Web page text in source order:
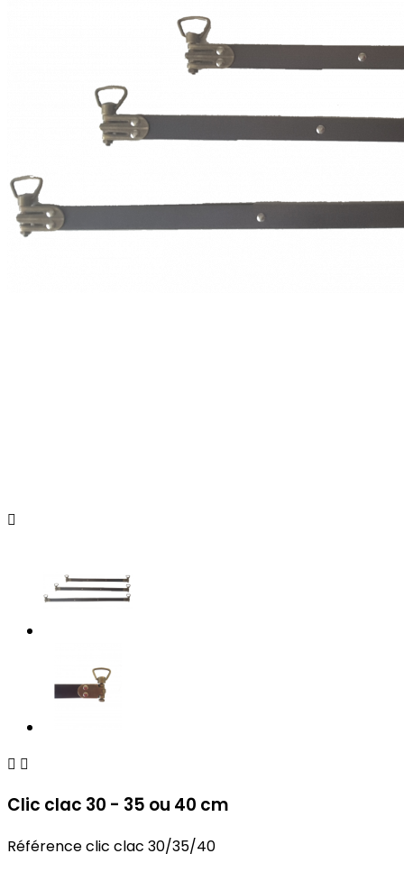

 
Clic clac 30 - 35 ou 40 cm
Référenceclic clac 30/35/40